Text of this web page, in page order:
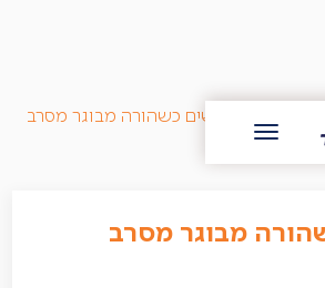
מה עושים כשהורה מבוגר מסרב
מבוגר מסרב